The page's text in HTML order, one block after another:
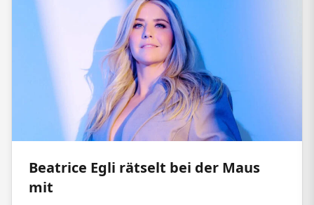
Beatrice Egli rätselt bei der Maus
mit